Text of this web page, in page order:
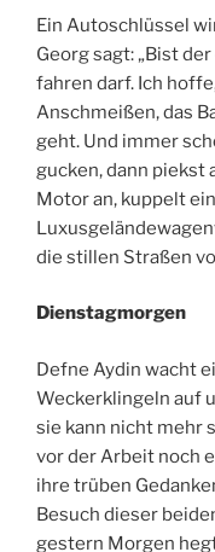
Ein Autoschlüssel
Georg sagt: „Bist
fahren darf. Ich
Anschmeißen, das
geht. Und immer
gucken, dann piekst
Motor an, kuppelt
die stillen Straßen
Dienstagmorgen
Defne Aydin wacht
Weckerklingeln auf
sie kann nicht mehr
vor der Arbeit noch
ihre trüben
Besuch dieser
gestern Morgen